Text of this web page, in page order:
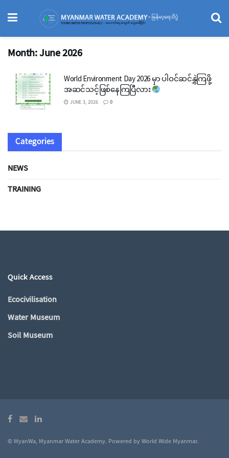
Month:June 2026
World Environment Day 2026 မှာ ပါဝင်ဆင်နွှဲကြဖို့
အဆင်သင့်ဖြစ်နေကြပြီလား
JUNE 3, 2026 0
Categories
NEWS
TRAINING
Quick Access
Ecocivilisation
Water Museum
Soil Museum
© MyanWa, Myanmar Water Academy. Powered byWorld Wide Myanmar.